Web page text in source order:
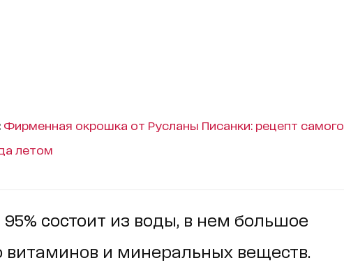
Фирменная окрошка от Русланы Писанки: рецепт самого
летом
95% состоит из воды, в нем большое
витаминов и минеральных веществ.